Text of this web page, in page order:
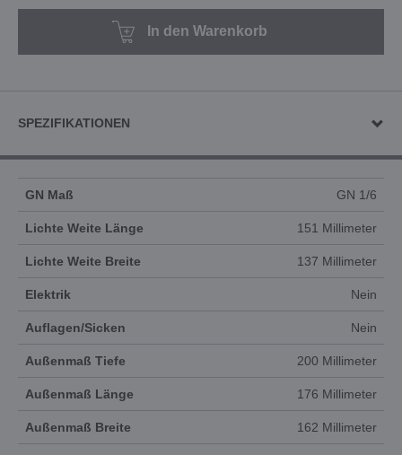
In den Warenkorb
SPEZIFIKATIONEN
GN Maß GN 1/6
Lichte Weite Länge 151 Millimeter
Lichte Weite Breite 137 Millimeter
Elektrik Nein
Auflagen/Sicken Nein
Außenmaß Tiefe 200 Millimeter
Außenmaß Länge 176 Millimeter
Außenmaß Breite 162 Millimeter